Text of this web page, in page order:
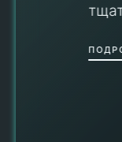
ПОДРОБНЕЕ